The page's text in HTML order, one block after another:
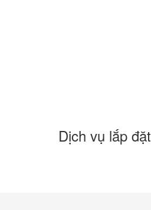
Dịch vụ lắp đặt